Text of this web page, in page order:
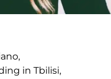
in Tbilisi,